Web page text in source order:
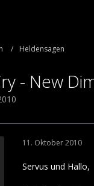
Heldensagen
- New
11. Oktober 2010
Servus und Hallo,